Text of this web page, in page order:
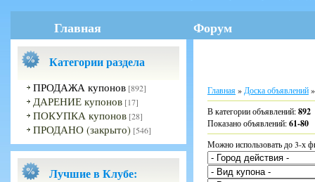
Главная Форум
Категории раздела
ПРОДАЖА купонов [892]
ДАРЕНИЕ купонов [17]
ПОКУПКА купонов [28]
ПРОДАНО (закрыто) [546]
Лучшие в Клубе:
Главная» Доска объявлений
В категории объявлений:892
Показано объявлений:61-80
Можно использовать до 3-х